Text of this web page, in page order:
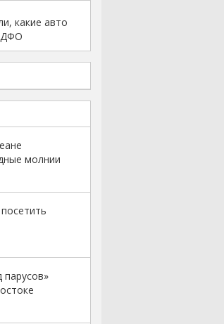
какие авто
ДФО
молнии